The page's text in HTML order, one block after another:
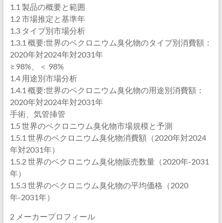
1.1 製品の概要と範囲
1.2 市場推定と基準年
1.3 タイプ別市場分析
1.3.1 概要:世界のベクロニウム臭化物のタイプ別消費額：
2020年対2024年対2031年
≥ 98%、＜ 98%
1.4 用途別市場分析
1.4.1 概要:世界のベクロニウム臭化物の用途別消費額：
2020年対2024年対2031年
手術、気管挿管
1.5 世界のベクロニウム臭化物市場規模と予測
1.5.1 世界のベクロニウム臭化物消費額（2020年対2024
年対2031年）
1.5.2 世界のベクロニウム臭化物販売数量（2020年-2031
年）
1.5.3 世界のベクロニウム臭化物の平均価格（2020
年-2031年）
2 メーカープロフィール